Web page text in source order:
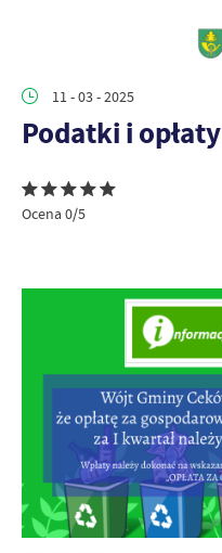
11 - 03 - 2025
Podatki i opłaty
Ocena 0/5